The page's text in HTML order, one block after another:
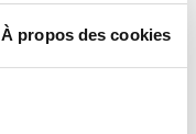
À propos des cookies